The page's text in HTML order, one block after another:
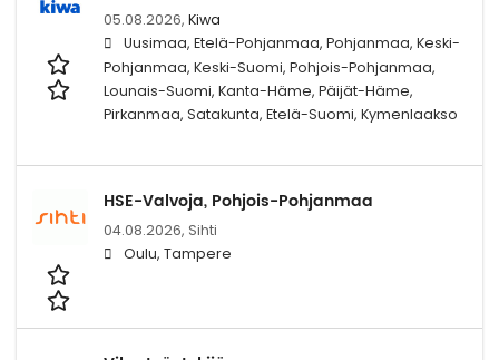
05.08.2026, Kiwa
Uusimaa, Etelä-Pohjanmaa, Pohjanmaa, Keski-
Pohjanmaa, Keski-Suomi, Pohjois-Pohjanmaa,
Lounais-Suomi, Kanta-Häme, Päijät-Häme,
Pirkanmaa, Satakunta, Etelä-Suomi, Kymenlaakso
HSE-Valvoja, Pohjois-Pohjanmaa
04.08.2026, Sihti
Oulu, Tampere